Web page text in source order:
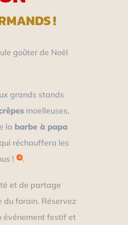
!
goûter de Noël
grands stands
moelleuses,
la barbe à papa
réchauffera les
!
et de partage
du forain. Réservez
événement festif et